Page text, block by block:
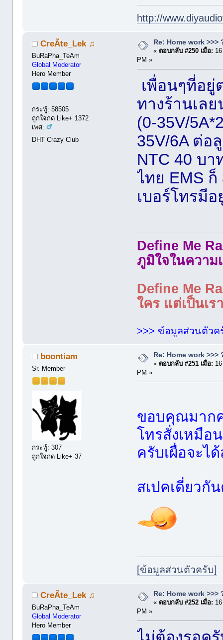
http://
CreÃte_Lek ♫
BuRaPha_TeAm
Global Moderator
Hero Member
กระทู้: 58505
ถูกใจกด Like+ 1372
เพศ:
DHT Crazy Club
Re: Home work >>>
« ตอบกลับ #250 เมื่อ:
PM »
เพื่อนๆที่อ
ทางร้านเล
(0-35V/
35V/6A ต่อ
NTC 40 บ
ไทย EMS
เบอร์โทรมี
Define Me
ภูมิใจในความ
Define Me
ใคร แต่เป็นเ
>>> ข้อมูลส่วนตัวค
boontiam
Sr. Member
กระทู้: 307
ถูกใจกด Like+ 37
Re: Home work >>>
« ตอบกลับ #251 เมื่อ:
PM »
ขอบคุณมากค
โทรสั่งเหมือ
ครับเผื่อจะไ
สเปคเดี่ยวกั
[ข้อมูลส่วนตัวครับ]
CreÃte_Lek ♫
BuRaPha_TeAm
Global Moderator
Hero Member
Re: Home work >>>
« ตอบกลับ #252 เมื่อ:
PM »